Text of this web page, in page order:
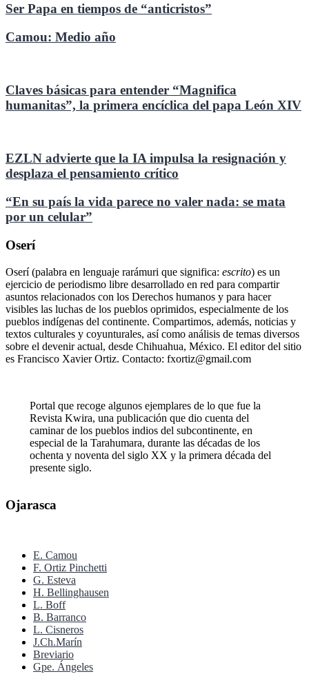
Ser Papa en tiempos de “anticristos”
Camou: Medio año
Claves básicas para entender “Magnifica
humanitas”, la primera encíclica del papa León XIV
EZLN advierte que la IA impulsa la resignación y
desplaza el pensamiento crítico
“En su país la vida parece no valer nada: se mata
por un celular”
Oserí
Oserí (palabra en lenguaje rarámuri que significa: escrito) es un
ejercicio de periodismo libre desarrollado en red para compartir
asuntos relacionados con los Derechos humanos y para hacer
visibles las luchas de los pueblos oprimidos, especialmente de los
pueblos indígenas del continente. Compartimos, además, noticias y
textos culturales y coyunturales, así como análisis de temas diversos
sobre el devenir actual, desde Chihuahua, México. El editor del sitio
es Francisco Xavier Ortiz. Contacto: fxortiz@gmail.com
Portal que recoge algunos ejemplares de lo que fue la
Revista Kwira, una publicación que dio cuenta del
caminar de los pueblos indios del subcontinente, en
especial de la Tarahumara, durante las décadas de los
ochenta y noventa del siglo XX y la primera década del
presente siglo.
Ojarasca
E. Camou
F. Ortiz Pinchetti
G. Esteva
H. Bellinghausen
L. Boff
B. Barranco
L. Cisneros
J.Ch.Marín
Breviario
Gpe. Ángeles